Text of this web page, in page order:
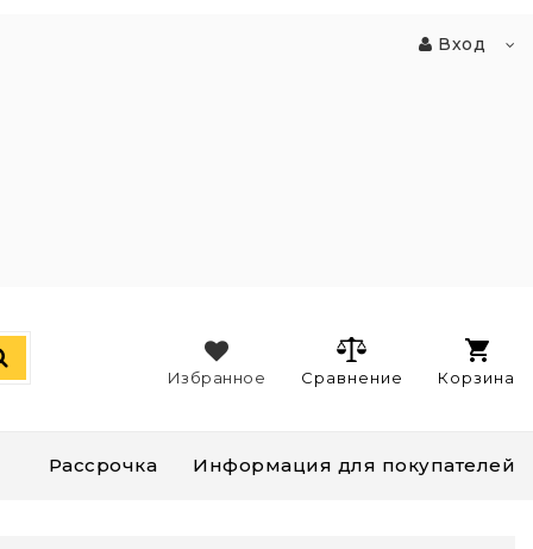
Вход
Корзина
Сравнение
Избранное
Рассрочка Информация для покупателей